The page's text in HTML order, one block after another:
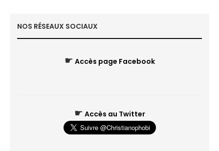
NOS RÉSEAUX SOCIAUX
☛ Accès page Facebook
☛ Accès au Twitter